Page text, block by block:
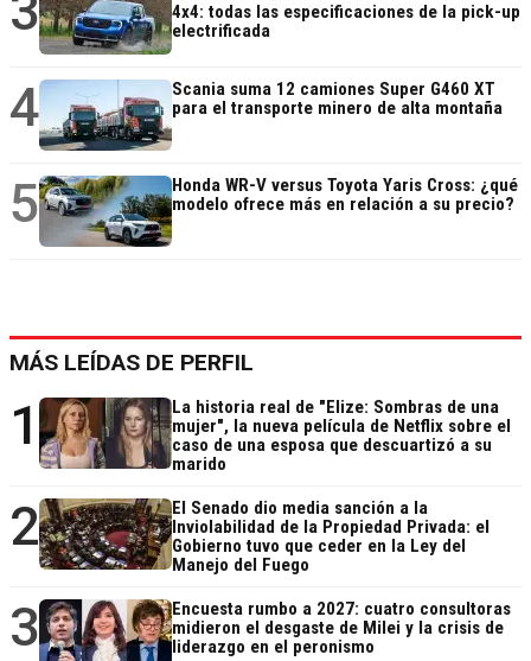
4x4: todas las especificaciones de la pick-up
electrificada
4
Scania suma 12 camiones Super G460 XT
para el transporte minero de alta montaña
5
Honda WR-V versus Toyota Yaris Cross: ¿qué
modelo ofrece más en relación a su precio?
MÁS LEÍDAS DE PERFIL
1
La historia real de "Elize: Sombras de una
mujer", la nueva película de Netflix sobre el
caso de una esposa que descuartizó a su
marido
2
El Senado dio media sanción a la
Inviolabilidad de la Propiedad Privada: el
Gobierno tuvo que ceder en la Ley del
Manejo del Fuego
3
Encuesta rumbo a 2027: cuatro consultoras
midieron el desgaste de Milei y la crisis de
liderazgo en el peronismo